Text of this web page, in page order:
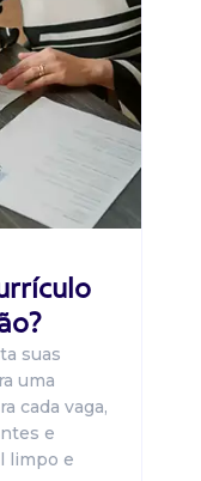
suas
uma
cada vaga,
e
limpo e